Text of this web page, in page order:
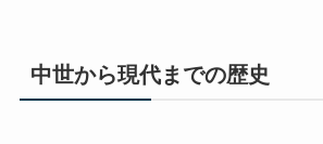
中世から現代までの歴史